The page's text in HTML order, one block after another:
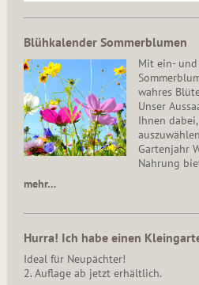
Blühkalender Sommerblumen
Mit ein-
wahres
Unser
Ihnen
Gartenjahr
Nahrung
mehr…
Hurra! Ich habe einen
Ideal für Neupächter!
2. Auflage ab jetzt erhältlich.